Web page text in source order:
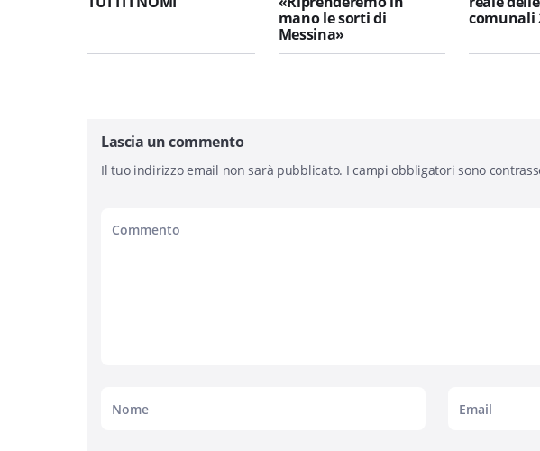
mano le sorti di
Messina»
comunali
Lascia un commento
Il tuo indirizzo email non sarà pubblicato. I campi obbligatori sono